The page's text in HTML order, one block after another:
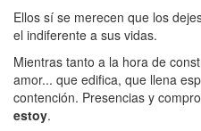
Ellos sí se merecen que los
el indiferente a sus vidas.
Mientras tanto a la hora de
amor... que edifica, que llena
contención. Presencias y
estoy.